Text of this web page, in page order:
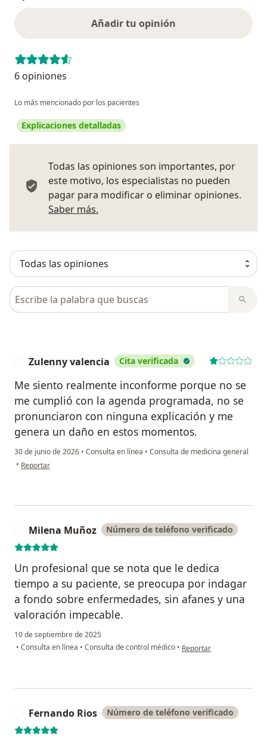
Añadir tu opinión
6 opiniones
Lo más mencionado por los pacientes
Explicaciones detalladas
Todas las opiniones son importantes, por
este motivo, los especialistas no pueden
pagar para modificar o eliminar opiniones.
Saber más.
Busca en opiniones
Zulenny valencia Cita verificada
Me siento realmente inconforme porque no se
me cumplió con la agenda programada, no se
pronunciaron con ninguna explicación y me
genera un daño en estos momentos.
30 de junio de 2026 • Consulta en línea • Consulta de medicina general
• en opinión del usuario Zulenny valencia
Reportar
Milena Muñoz Número de teléfono verificado
Un profesional que se nota que le dedica
tiempo a su paciente, se preocupa por indagar
a fondo sobre enfermedades, sin afanes y una
valoración impecable.
10 de septiembre de 2025
• Consulta en línea • Consulta de control médico • en opinión del usuario
Reportar
Fernando Rios Número de teléfono verificado